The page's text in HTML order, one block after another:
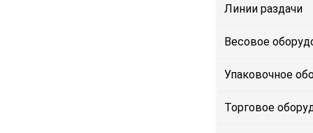
Линии раздачи
Весовое
Упаковочное
Торговое